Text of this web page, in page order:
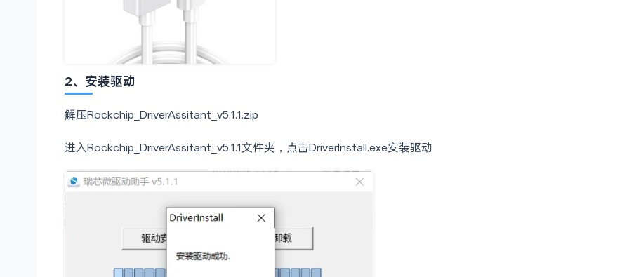
2、安装驱动
解压Rockchip_DriverAssitant_v5.1.1.zip
进入Rockchip_DriverAssitant_v5.1.1文件夹，点击DriverInstall.exe安装驱动